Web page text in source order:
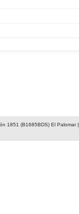
1851 (B1685BDS) El